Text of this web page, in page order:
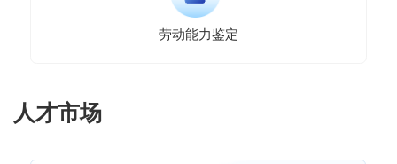
劳动能力鉴定
人才市场